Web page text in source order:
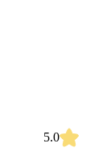
5.0